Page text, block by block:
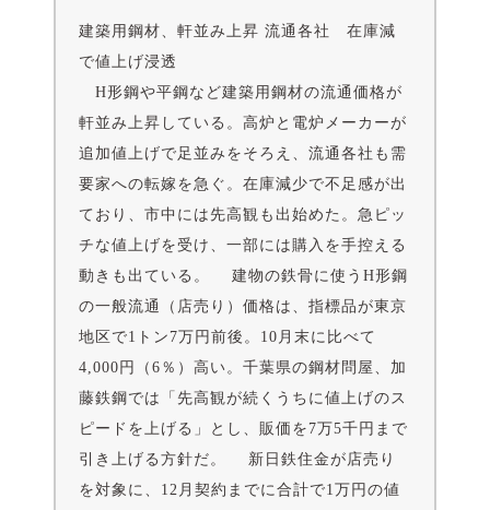
建築用鋼材、軒並み上昇 流通各社 在庫減
で値上げ浸透
H形鋼や平鋼など建築用鋼材の流通価格が
軒並み上昇している。高炉と電炉メーカーが
追加値上げで足並みをそろえ、流通各社も需
要家への転嫁を急ぐ。在庫減少で不足感が出
ており、市中には先高観も出始めた。急ピッ
チな値上げを受け、一部には購入を手控える
動きも出ている。 建物の鉄骨に使うH形鋼
の一般流通（店売り）価格は、指標品が東京
地区で1トン7万円前後。10月末に比べて
4,000円（6％）高い。千葉県の鋼材問屋、加
藤鉄鋼では「先高観が続くうちに値上げのス
ピードを上げる」とし、販価を7万5千円まで
引き上げる方針だ。 新日鉄住金が店売り
を対象に、12月契約までに合計で1万円の値